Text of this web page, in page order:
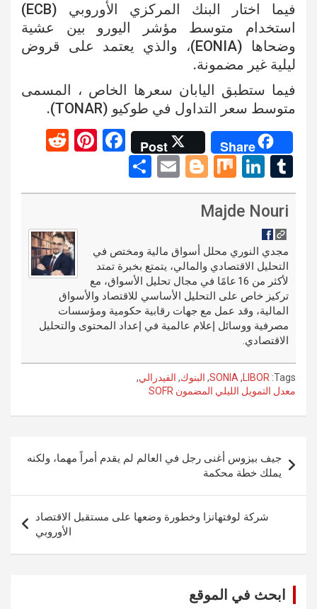
فيما اختار البنك المركزي الأوروبي (ECB)
استخدام متوسط ​​مؤشر اليورو بين عشية
وضحاها (EONIA)، والذي يعتمد على قروض
ليلية غير مضمونة.
فيما ستطبق اليابان سعرها الخاص ، المسمى
متوسط ​​سعر التداول في طوكيو (TONAR).
Share
Post
F
ce
o
k
Pi
er
t
d
t
T
u
m
bl
r
Li
n
ke
n
M
ix
Bl
o
er
E
m
h
Majde Nouri
مجدي النوري محلل أسواق مالية ومختص في
التحليل الاقتصادي والمالي، يتمتع بخبرة تمتد
لأكثر من 16 عامًا في مجال تحليل الأسواق، مع
تركيز خاص على التحليل الأساسي للاقتصاد والأسواق
المالية، وقد عمل مع جهات رقابية حكومية ومؤسسات
مصرفية ووسائل إعلام عالمية في إعداد المحتوى والتحليل
الاقتصادي.
Tags:
LIBOR
,
SONIA
, البنوك, الفيدرالي,
معدل التمويل الليلي المضمون SOFR
المقالات
جيف بيزوس أغنى رجل في العالم لم يقدم أمراً مهما، ولكنه
يملك خطة محكمة
شركة لوفتهانزا وخطورة وضعها على مستقبل الاقتصاد
الأوروبي
ابحث في الموقع